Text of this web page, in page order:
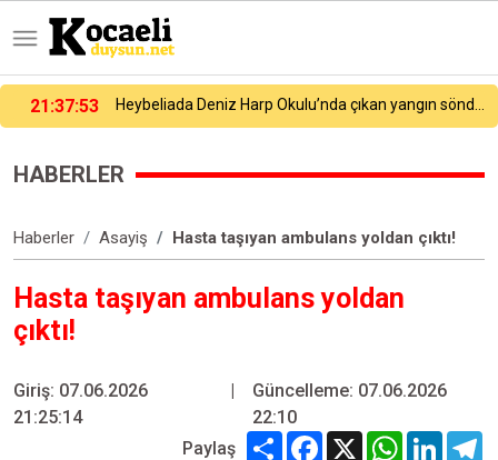
21:27:54 Galatasaray yeni sezon hazırlıklarına devam ediyor
HABERLER
Haberler Asayiş Hasta taşıyan ambulans yoldan çıktı!
Hasta taşıyan ambulans yoldan
çıktı!
Giriş: 07.06.2026
21:25:14
|
Güncelleme: 07.06.2026
22:10
Paylaş
Share Facebook
X WhatsApp